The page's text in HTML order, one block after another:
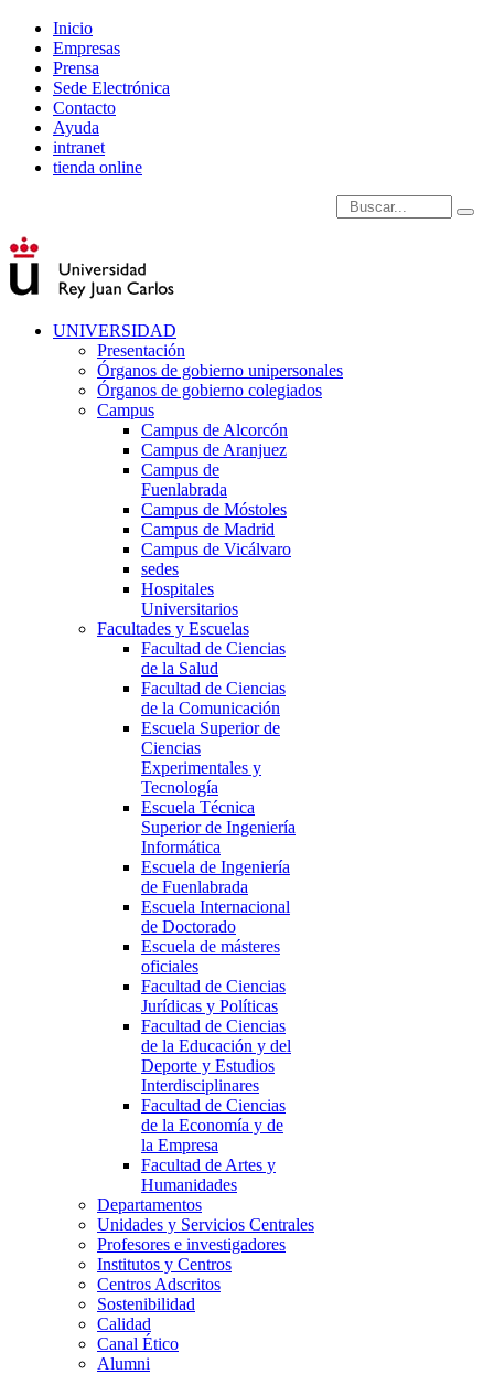
Inicio
Empresas
Prensa
Sede Electrónica
Contacto
Ayuda
intranet
tienda online
Introduce términos de
UNIVERSIDAD
Presentación
Órganos de gobierno unipersonales
Órganos de gobierno colegiados
Campus
Campus de Alcorcón
Campus de Aranjuez
Campus de
Fuenlabrada
Campus de Móstoles
Campus de Madrid
Campus de Vicálvaro
sedes
Hospitales
Universitarios
Facultades y Escuelas
Facultad de Ciencias
de la Salud
Facultad de Ciencias
de la Comunicación
Escuela Superior de
Ciencias
Experimentales y
Tecnología
Escuela Técnica
Superior de Ingeniería
Informática
Escuela de Ingeniería
de Fuenlabrada
Escuela Internacional
de Doctorado
Escuela de másteres
oficiales
Facultad de Ciencias
Jurídicas y Políticas
Facultad de Ciencias
de la Educación y del
Deporte y Estudios
Interdisciplinares
Facultad de Ciencias
de la Economía y de
la Empresa
Facultad de Artes y
Humanidades
Departamentos
Unidades y Servicios Centrales
Profesores e investigadores
Institutos y Centros
Centros Adscritos
Sostenibilidad
Calidad
Canal Ético
Alumni